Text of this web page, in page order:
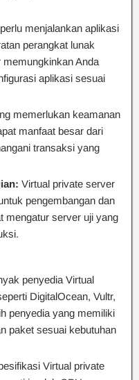
menjalankan aplikasi
perangkat lunak
Anda
aplikasi sesuai
memerlukan keamanan
manfaat besar dari
transaksi yang
Virtual private server
pengembangan dan
mengatur server uji yang
penyedia Virtual
DigitalOcean, Vultr,
penyedia yang memiliki
paket sesuai kebutuhan
Virtual private